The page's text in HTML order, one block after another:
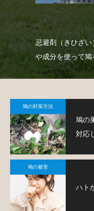
忌避剤（きひざ
や成分を使って鳩
で、様々なタイ
鳩の対策方法
鳩の
対応
鳩の被害
ハト